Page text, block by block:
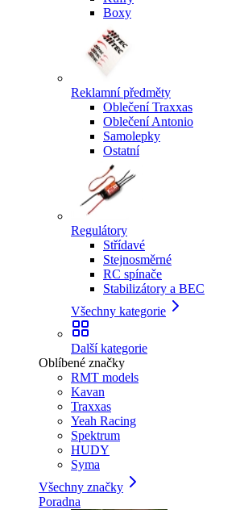
Boxy
Reklamní předměty
Oblečení Traxxas
Oblečení Antonio
Samolepky
Ostatní
Regulátory
Střídavé
Stejnosměrné
RC spínače
Stabilizátory a BEC
Všechny kategorie
Další kategorie
Oblíbené značky
RMT models
Kavan
Traxxas
Yeah Racing
Spektrum
HUDY
Syma
Všechny značky
Poradna